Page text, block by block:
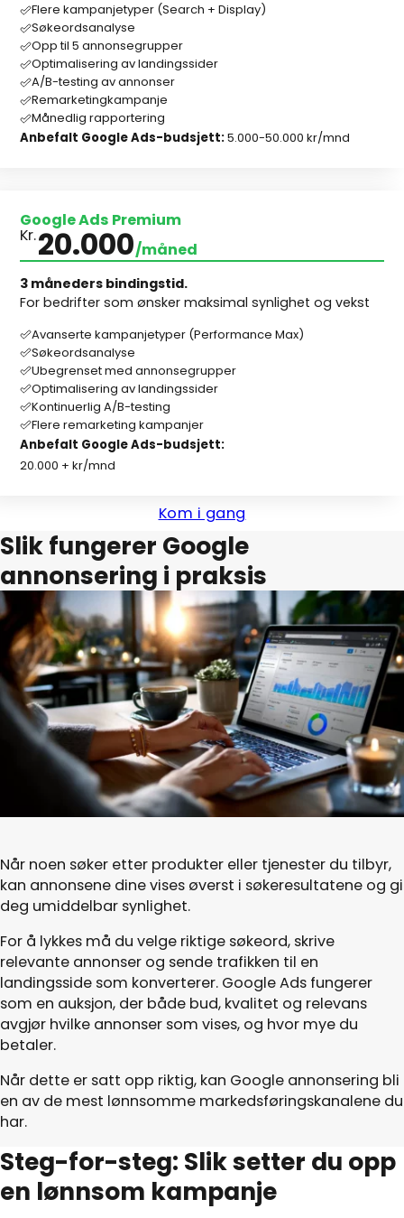
Flere kampanjetyper (Search + Display)
Søkeordsanalyse
Opp til 5 annonsegrupper
Optimalisering av landingssider
A/B-testing av annonser
Remarketingkampanje
Månedlig rapportering
Anbefalt Google Ads-budsjett:5.000-50.000 kr/mnd
Google Ads Premium
Kr.20.000/måned
3 måneders bindingstid.
For bedrifter som ønsker maksimal synlighet og vekst
Avanserte kampanjetyper (Performance Max)
Søkeordsanalyse
Ubegrenset med annonsegrupper
Optimalisering av landingssider
Kontinuerlig A/B-testing
Flere remarketing kampanjer
Anbefalt Google Ads-budsjett:
20.000 + kr/mnd
Kom i gang
Slik fungerer Google
annonsering i praksis
Når noen søker etter produkter eller tjenester du tilbyr,
kan annonsene dine vises øverst i søkeresultatene og gi
deg umiddelbar synlighet.
For å lykkes må du velge riktige søkeord, skrive
relevante annonser og sende trafikken til en
landingsside som konverterer. Google Ads fungerer
som en auksjon, der både bud, kvalitet og relevans
avgjør hvilke annonser som vises, og hvor mye du
betaler.
Når dette er satt opp riktig, kan Google annonsering bli
en av de mest lønnsomme markedsføringskanalene du
har.
Steg-for-steg: Slik setter du opp
en lønnsom kampanje